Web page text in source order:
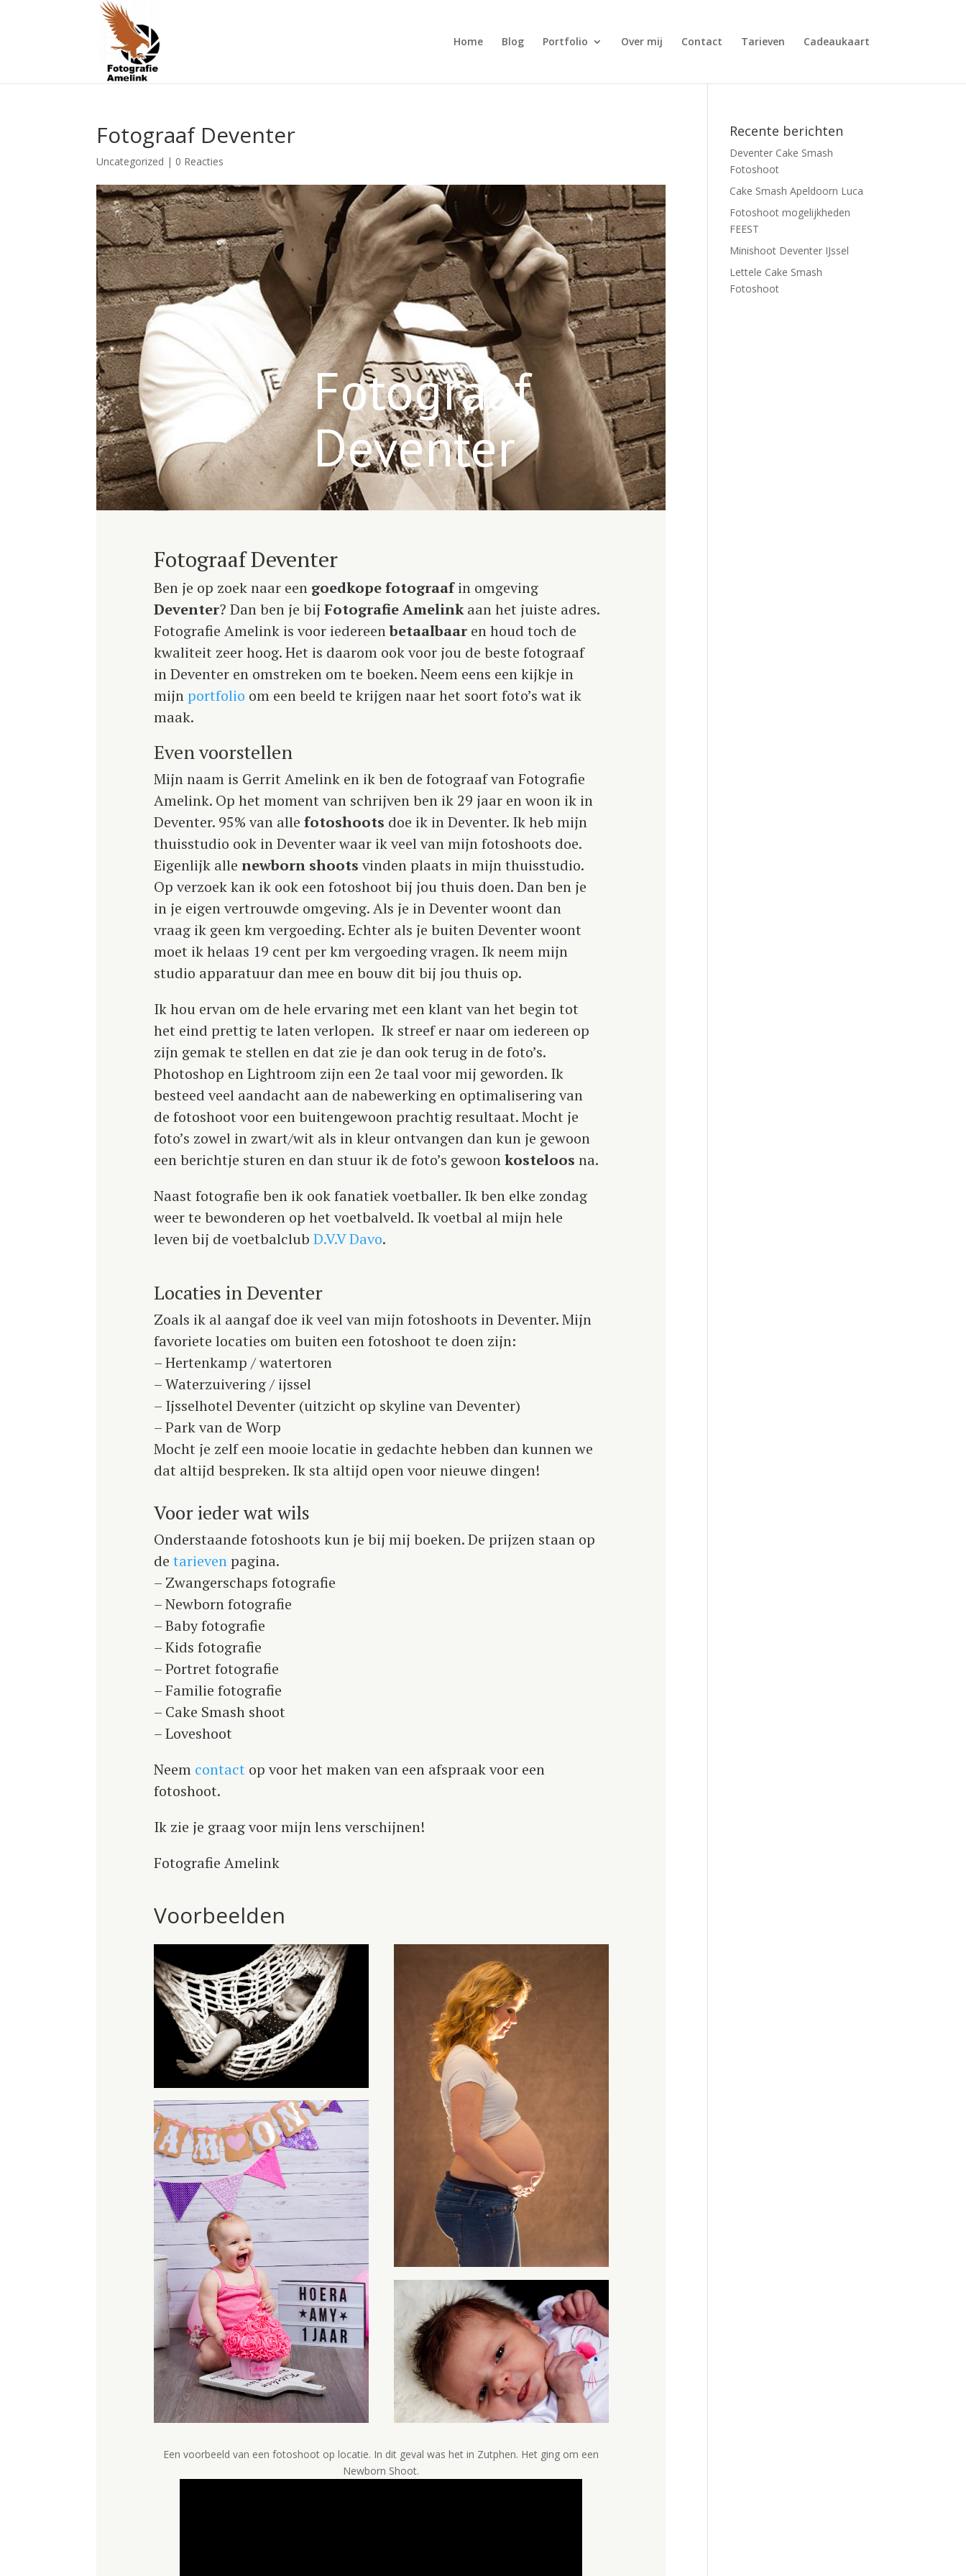
Home Blog Portfolio Over mij Contact Tarieven Cadeaukaart
Fotograaf Deventer
Uncategorized | 0 Reacties
Fotograaf
Deventer
Fotograaf Deventer
Ben je op zoek naar een goedkope fotograafin omgeving
Deventer? Dan ben je bij Fotografie Amelinkaan het juiste adres.
Fotografie Amelink is voor iedereenbetaalbaaren houd toch de
kwaliteit zeer hoog. Het is daarom ook voor jou de beste fotograaf
in Deventer en omstreken om te boeken. Neem eens een kijkje in
mijnportfolio om een beeld te krijgen naar het soort foto’s wat ik
maak.
Even voorstellen
Mijn naam is Gerrit Amelink en ik ben de fotograaf van Fotografie
Amelink. Op het moment van schrijven ben ik 29 jaar en woon ik in
Deventer. 95% van alle fotoshoots doe ik in Deventer. Ik heb mijn
thuisstudio ook in Deventer waar ik veel van mijn fotoshoots doe.
Eigenlijk alle newborn shoots vinden plaats in mijn thuisstudio.
Op verzoek kan ik ook een fotoshoot bij jou thuis doen. Dan ben je
in je eigen vertrouwde omgeving. Als je in Deventer woont dan
vraag ik geen km vergoeding. Echter als je buiten Deventer woont
moet ik helaas 19 cent per km vergoeding vragen. Ik neem mijn
studio apparatuur dan mee en bouw dit bij jou thuis op.
Ik hou ervan om de hele ervaring met een klant van het begin tot
het eind prettig te laten verlopen. Ik streef er naar om iedereen op
zijn gemak te stellen en dat zie je dan ook terug in de foto’s.
Photoshop en Lightroom zijn een 2e taal voor mij geworden. Ik
besteed veel aandacht aan de nabewerking en optimalisering van
de fotoshoot voor een buitengewoon prachtig resultaat. Mocht je
foto’s zowel in zwart/wit als in kleur ontvangen dan kun je gewoon
een berichtje sturen en dan stuur ik de foto’s gewoonkosteloos na.
Naast fotografie ben ik ook fanatiek voetballer. Ik ben elke zondag
weer te bewonderen op het voetbalveld. Ik voetbal al mijn hele
leven bij de voetbalclub D.V.V Davo.
Locaties in Deventer
Zoals ik al aangaf doe ik veel van mijn fotoshoots in Deventer. Mijn
favoriete locaties om buiten een fotoshoot te doen zijn:
– Hertenkamp / watertoren
– Waterzuivering / ijssel
– Ijsselhotel Deventer (uitzicht op skyline van Deventer)
– Park van de Worp
Mocht je zelf een mooie locatie in gedachte hebben dan kunnen we
dat altijd bespreken. Ik sta altijd open voor nieuwe dingen!
Voor ieder wat wils
Onderstaande fotoshoots kun je bij mij boeken. De prijzen staan op
de tarievenpagina.
– Zwangerschaps fotografie
– Newborn fotografie
– Baby fotografie
– Kids fotografie
– Portret fotografie
– Familie fotografie
– Cake Smash shoot
– Loveshoot
Neem contact op voor het maken van een afspraak voor een
fotoshoot.
Ik zie je graag voor mijn lens verschijnen!
Fotografie Amelink
Voorbeelden
Een voorbeeld van een fotoshoot op locatie. In dit geval was het in Zutphen. Het ging om een
Newborn Shoot.
Recente berichten
Deventer Cake Smash
Fotoshoot
Cake Smash Apeldoorn Luca
Fotoshoot mogelijkheden
FEEST
Minishoot Deventer IJssel
Lettele Cake Smash
Fotoshoot